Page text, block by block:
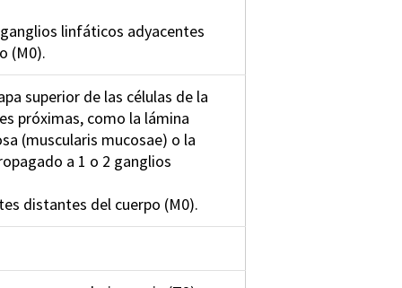
linfáticos adyacentes
(M0).
superior de las células de la
próximas, como la lámina
(muscularis mucosae) o la
a 1 o 2 ganglios
distantes del cuerpo (M0).